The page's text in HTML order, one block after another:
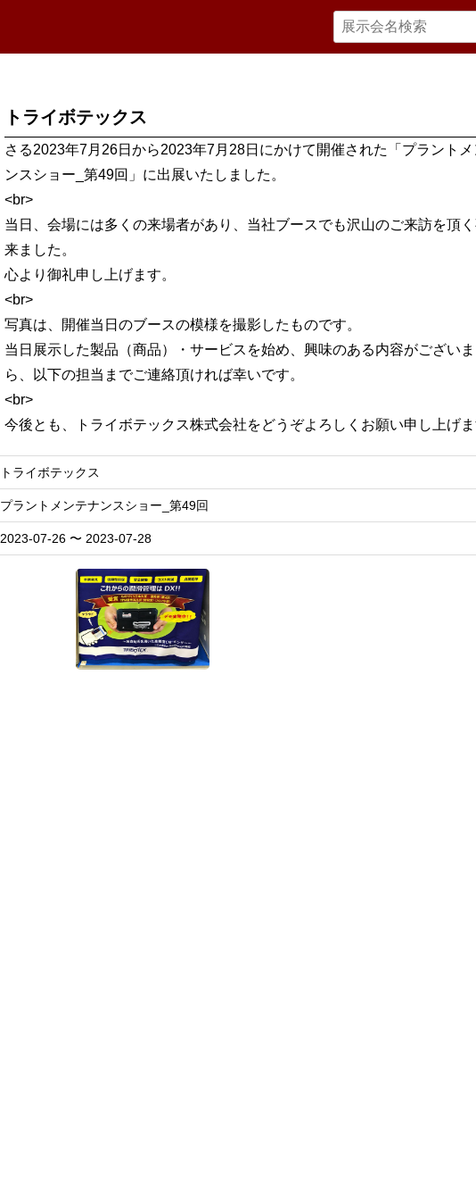
トライボテックス
さる2023年7月26日から2023年7月28日にかけて開催された「プラント
ンスショー_第49回」に出展いたしました。
<br>
当日、会場には多くの来場者があり、当社ブースでも沢山のご来訪を頂
来ました。
心より御礼申し上げます。
<br>
写真は、開催当日のブースの模様を撮影したものです。
当日展示した製品（商品）・サービスを始め、興味のある内容がござい
ら、以下の担当までご連絡頂ければ幸いです。
<br>
今後とも、トライボテックス株式会社をどうぞよろしくお願い申し上げ
トライボテックス
プラントメンテナンスショー_第49回
2023-07-26 〜 2023-07-28